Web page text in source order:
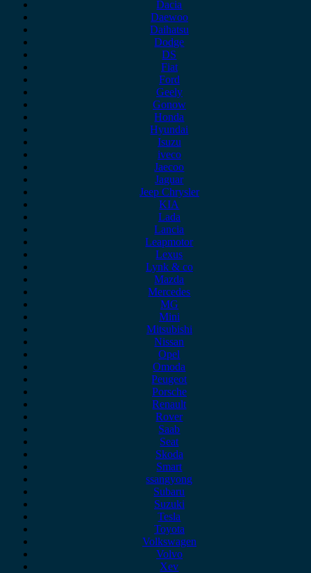
Dacia
Daewoo
Daihatsu
Dodge
DS
Fiat
Ford
Geely
Gonow
Honda
Hyundai
Isuzu
iveco
Jaecoo
Jaguar
Jeep Chrysler
KIA
Lada
Lancia
Leapmotor
Lexus
Lynk & co
Mazda
Mercedes
MG
Mini
Mitsubishi
Nissan
Opel
Omoda
Peugeot
Porsche
Renault
Rover
Saab
Seat
Skoda
Smart
ssangyong
Subaru
Suzuki
Tesla
Toyota
Volkswagen
Volvo
Xev